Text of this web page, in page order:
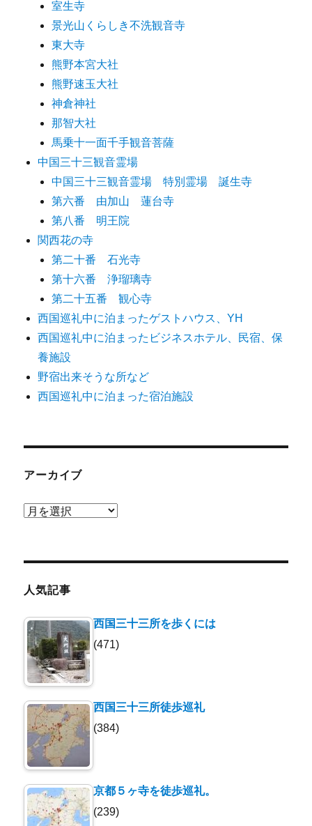
室生寺
景光山くらしき不洗観音寺
東大寺
熊野本宮大社
熊野速玉大社
神倉神社
那智大社
馬乗十一面千手観音菩薩
中国三十三観音霊場
中国三十三観音霊場 特別霊場 誕生寺
第六番 由加山 蓮台寺
第八番 明王院
関西花の寺
第二十番 石光寺
第十六番 浄瑠璃寺
第二十五番 観心寺
西国巡礼中に泊まったゲストハウス、YH
西国巡礼中に泊まったビジネスホテル、民宿、保
養施設
野宿出来そうな所など
西国巡礼中に泊まった宿泊施設
アーカイブ
ア
ブ
人気記事
西国三十三所を歩くには
(471)
西国三十三所徒歩巡礼
(384)
京都５ヶ寺を徒歩巡礼。
(239)